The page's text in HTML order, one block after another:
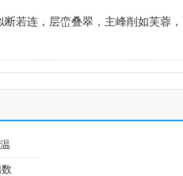
断若连，层峦叠翠，主峰削如芙蓉